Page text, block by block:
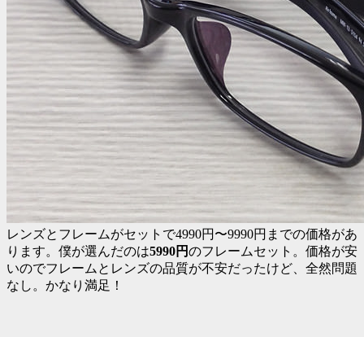
レンズとフレームがセットで4990円〜9990円までの価格があ
ります。僕が選んだのは5990円のフレームセット。価格が安
いのでフレームとレンズの品質が不安だったけど、全然問題
なし。かなり満足！